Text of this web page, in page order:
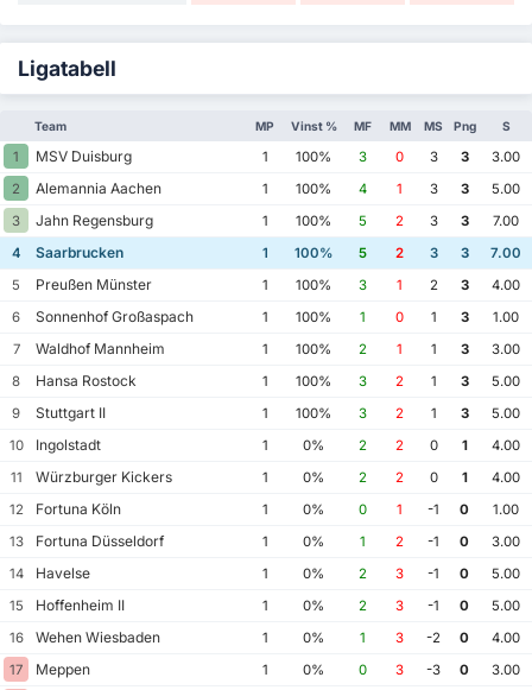
Ligatabell
Team MP Vinst % MF MM MS Png S
1 MSV Duisburg 1 100% 3 0 3 3
3.00
2
Alemannia Aachen 1 100% 4 1 3 3
5.00
3
Jahn Regensburg 1 100% 5 2 3 3
7.00
4
Saarbrucken 1 100% 5 2 3 3
7.00
5
Preußen Münster 1 100% 3 1 2 3
4.00
6
Sonnenhof Großaspach 1 100% 1 0 1 3
1.00
7
Waldhof Mannheim 1 100% 2 1 1 3
3.00
8
Hansa Rostock 1 100% 3 2 1 3
5.00
9
Stuttgart II 1 100% 3 2 1 3
5.00
10
Ingolstadt 1 0% 2 2 0 1
4.00
11
Würzburger Kickers 1 0% 2 2 0 1
4.00
12
Fortuna Köln 1 0% 0 1 -1 0
1.00
13
Fortuna Düsseldorf 1 0% 1 2 -1 0
3.00
14
Havelse 1 0% 2 3 -1 0
5.00
15
Hoffenheim II 1 0% 2 3 -1 0
5.00
16
Wehen Wiesbaden 1 0% 1 3 -2 0
4.00
17
Meppen 1 0% 0 3 -3 0
3.00